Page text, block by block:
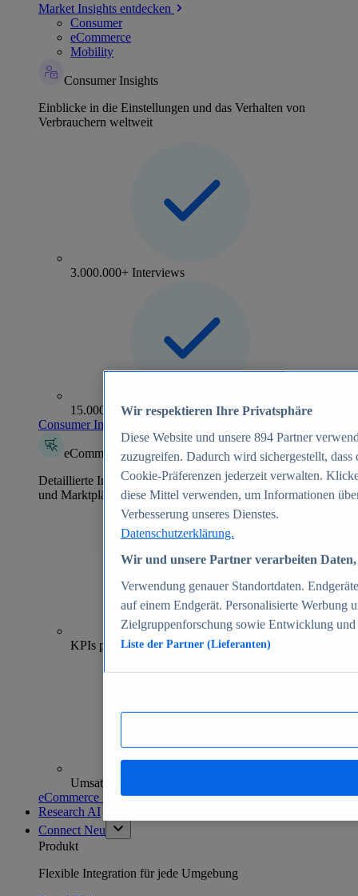
Market Insights entdecken
Consumer
eCommerce
Mobility
Consumer Insights
Einblicke in die Einstellungen und das Verhalten von
Verbrauchern weltweit
3.000.000+ Interviews
15.000+ Marken
Consumer Insights entdecken
eCommerce Insights
Detaillierte Informationen zu mehr als 39.000 Online-Shops
und Marktplätzen
70+
KPIs pro Shop
Umsatzanalysen und -prognosen
eCommerce Insights entdecken
Research AI
Connect Neu
Produkt
Flexible Integration für jede Umgebung
Wir respektieren Ihre Privatsphäre
Diese Website und unsere 894 Partner
zuzugreifen. Dadurch wird sichergestellt,
Cookie-Präferenzen jederzeit verwalten.
diese Mittel verwenden, um Informationen
Verbesserung unseres Dienstes.
Datenschutzerklärung.
Wir und unsere Partner verarbeiten
Verwendung genauer Standortdaten.
auf einem Endgerät. Personalisierte Werbung
Zielgruppenforschung sowie Entwicklung
Liste der Partner (Lieferanten)